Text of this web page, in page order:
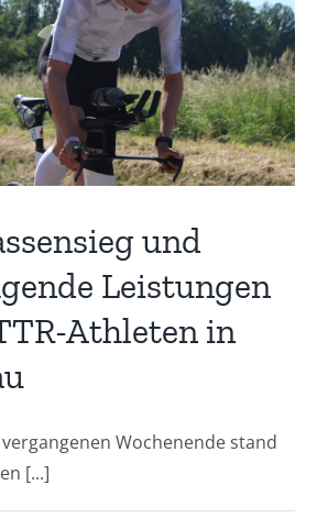
und
Leistungen
Athleten in
vergangenen Wochenende stand
[...]